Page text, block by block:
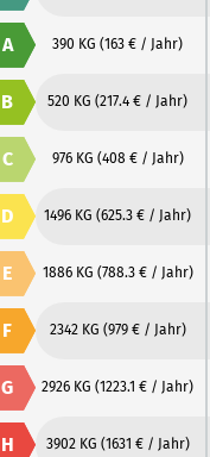
A 390 KG (163 € / Jahr)
B 520 KG (217.4 € / Jahr)
C 976 KG (408 € / Jahr)
D 1496 KG (625.3 € / Jahr)
E 1886 KG (788.3 € / Jahr)
F 2342 KG (979 € / Jahr)
G 2926 KG (1223.1 € / Jahr)
H 3902 KG (1631 € / Jahr)